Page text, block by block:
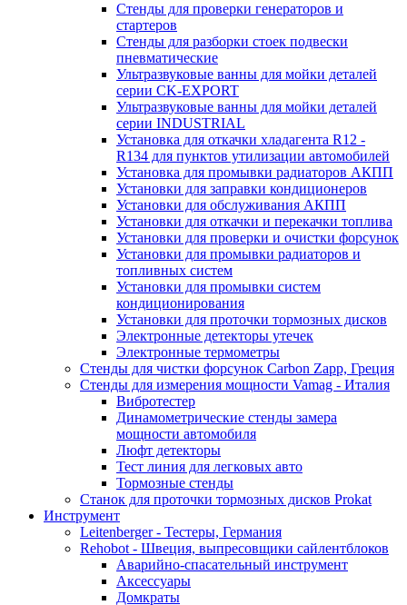
Стенды для проверки генераторов и
стартеров
Стенды для разборки стоек подвески
пневматические
Ультразвуковые ванны для мойки деталей
серии CK-EXPORT
Ультразвуковые ванны для мойки деталей
серии INDUSTRIAL
Установка для откачки хладагента R12 -
R134 для пунктов утилизации автомобилей
Установка для промывки радиаторов АКПП
Установки для заправки кондиционеров
Установки для обслуживания АКПП
Установки для откачки и перекачки топлива
Установки для проверки и очистки форсунок
Установки для промывки радиаторов и
топливных систем
Установки для промывки систем
кондиционирования
Установки для проточки тормозных дисков
Электронные детекторы утечек
Электронные термометры
Стенды для чистки форсунок Carbon Zapp, Греция
Стенды для измерения мощности Vamag - Италия
Вибротестер
Динамометрические стенды замера
мощности автомобиля
Люфт детекторы
Тест линия для легковых авто
Тормозные стенды
Станок для проточки тормозных дисков Prokat
Инструмент
Leitenberger - Тестеры, Германия
Rehobot - Швеция, выпресовщики сайлентблоков
Аварийно-спасательный инструмент
Аксессуары
Домкраты